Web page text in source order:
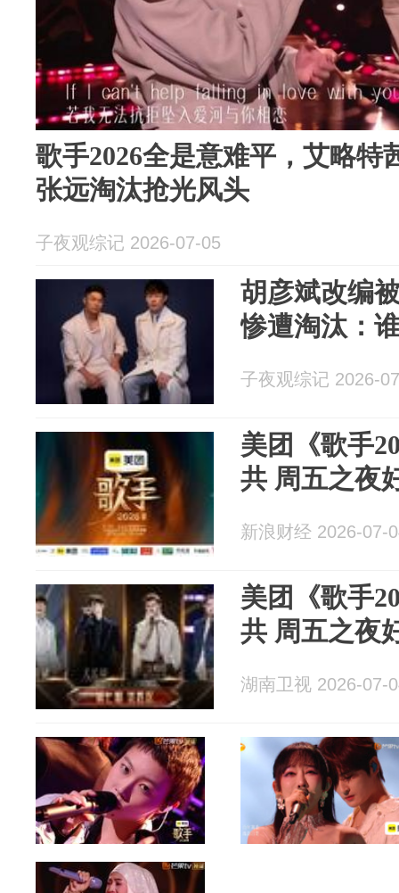
歌手2026全是意难平，艾略特
张远淘汰抢光风头
子夜观综记 2026-07-05
胡彦斌改编
惨遭淘汰：
子夜观综记 2026-
美团《歌手
共 周五之夜
新浪财经 2026-07-
美团《歌手
共 周五之夜
湖南卫视 2026-07-